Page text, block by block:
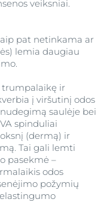
veiksniai.
pat netinkama ar
lemia daugiau
trumpalaikę ir
į viršutinį odos
saulėje bei
spinduliai
(dermą) ir
Tai gali lemti
pasekmė –
odos
požymių